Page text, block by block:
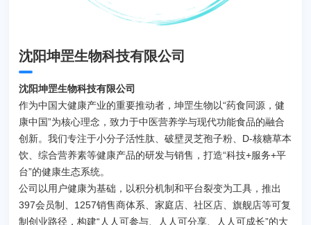
沈阳坤罡生物科技有限公司
沈阳坤罡生物科技有限公司
作为中国大健康产业的重要推动者，坤罡生物以“药食同源，健
康中国”为核心理念，致力于中医营养学与现代功能食品的融合
创新。我们专注于小分子活性肽、破壁灵芝孢子粉、D-核糖草本
饮、综合营养素等健康产品的研发与销售，打造“科技+服务+平
台”的健康生态系统。
公司以用户健康为基础，以积分机制和平台裂变为工具，推出
397会员制、1257销售商体系、家庭店、社区店、旗舰店等可复
制创业路径，构建“人人可参与、人人可分享、人人可成长”的大